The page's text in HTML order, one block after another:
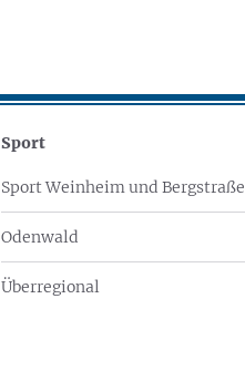
Sport
Sport Weinheim und Bergstraße
Odenwald
Überregional